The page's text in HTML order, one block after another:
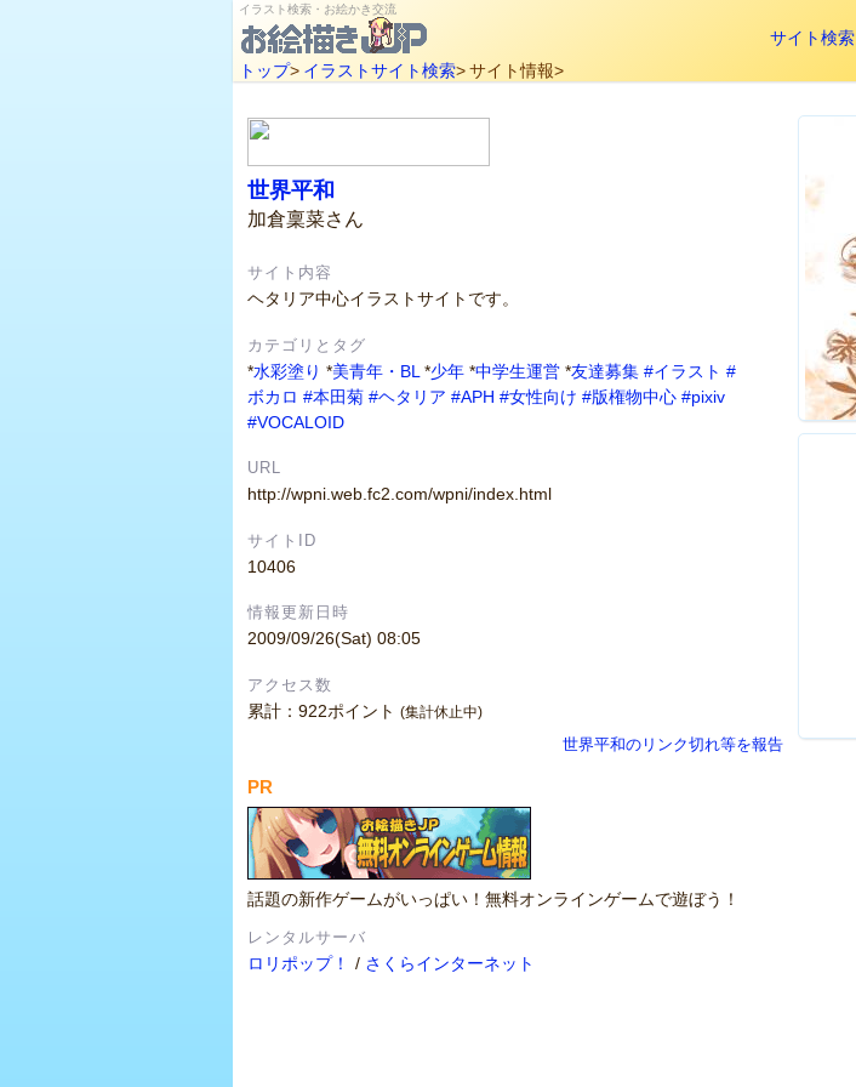
イラスト検索・お絵かき交流
サイト検索
トップ> イラストサイト検索>サイト情報>
世界平和
加倉稟菜さん
サイト内容
ヘタリア中心イラストサイトです。
カテゴリとタグ
*水彩塗り *美青年・BL *少年 *中学生運営 *友達募集 #イラスト #
ボカロ #本田菊 #ヘタリア #APH #女性向け #版権物中心 #pixiv
#VOCALOID
URL
http://wpni.web.fc2.com/wpni/index.html
サイトID
10406
情報更新日時
2009/09/26(Sat) 08:05
アクセス数
累計：922ポイント (集計休止中)
世界平和のリンク切れ等を報告
PR
話題の新作ゲームがいっぱい！無料オンラインゲームで遊ぼう！
レンタルサーバ
ロリポップ！ / さくらインターネット